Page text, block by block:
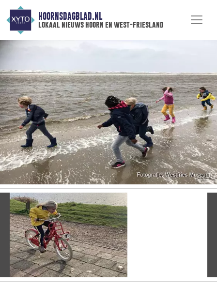
HOORNSDAGBLAD.NL
lokaal nieuws hoorn en west-friesland
Vorige